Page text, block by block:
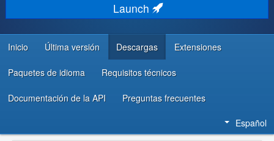
COMUNIDAD & SOPORTE
RECURSOS PARA DESARROLLADORES
Launch
Inicio Última versión Descargas Extensiones
Paquetes de idioma Requisitos técnicos
Documentación de la API Preguntas frecuentes
Español